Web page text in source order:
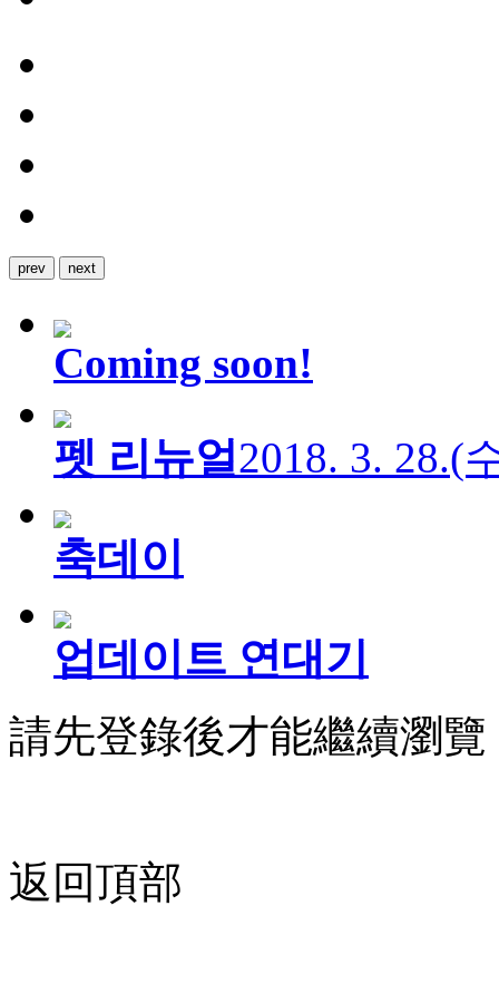
prev next
Coming soon!
펫 리뉴얼2018. 3. 28.(
축데이
업데이트 연대기
請先登錄後才能繼續瀏覽
返回頂部